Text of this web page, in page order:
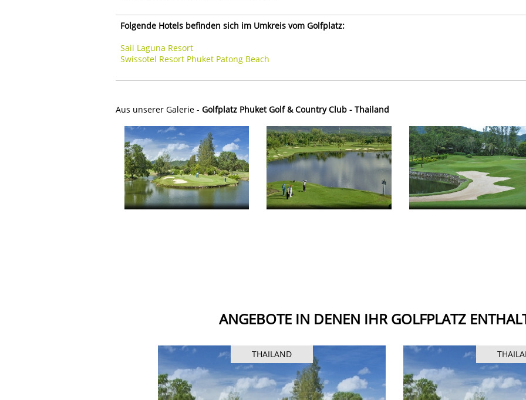
Folgende Hotels befinden sich im Umkreis vom Golfplatz:
Saii Laguna Resort
Swissotel Resort Phuket Patong Beach
Aus unserer Galerie - Golfplatz Phuket Golf & Country Club - Thailand
ANGEBOTE IN DENEN IHR GOLFPLATZ
THAILAND